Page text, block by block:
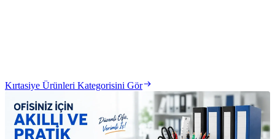
Kırtasiye Ürünleri Kategorisini Gör